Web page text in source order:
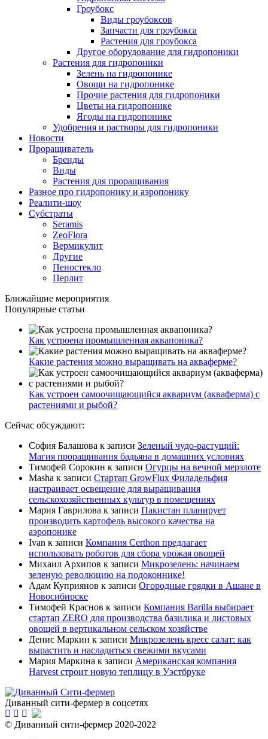
Гроубокс
Виды гроубоксов
Запчасти для гроубокса
Растения для гроубокса
Другое оборудование для гидропоники
Растения для гидропоники
Зелень на гидропонике
Овощи на гидропонике
Прочие растения для гидропоники
Цветы на гидропонике
Ягоды на гидропонике
Удобрения и растворы для гидропоники
Новости
Проращиватель
Бренды
Виды
Растения для проращивания
Разное про гидропонику и аэропонику
Реалити-шоу
Субстраты
Seramis
ZeoFlora
Вермикулит
Другие
Пеностекло
Перлит
Ближайшие мероприятия
Популярные статьи
Как устроена промышленная аквапоника?
Какие растения можно выращивать на акваферме?
Как устроен самоочищающийся аквариум (акваферма) с
растениями и рыбой?
Сейчас обсуждают:
София Балашова к записи Зеленый чудо-растущий:
Магия проращивания бадьяна в домашних условиях
Тимофей Сорокин к записи Огурцы на вечной мерзлоте
Masha к записи Стартап GrowFlux Филадельфия
настраивает освещение для выращивания
сельскохозяйственных культур в помещениях
Мария Гаврилова к записи Пакистан планирует
производить картофель высокого качества на
аэропонике
Ivan к записи Компания Certhon предлагает
использовать роботов для сбора урожая овощей
Михаил Архипов к записи Микрозелень: начинаем
зеленую революцию на подоконнике!
Адам Куприянов к записи Огородные грядки в Ашане в
Новосибирске
Тимофей Краснов к записи Компания Barilla выбирает
стартап ZERO для производства базилика и листовых
овощей в вертикальном сельском хозяйстве
Денис Маркин к записи Микрозелень кресс салат: как
вырастить и насладиться свежими вкусами
Мария Маркина к записи Американская компания
Harvest строит новую теплицу в Уэстбруке
Диванный сити-фермер в соцсетях
© Диванный сити-фермер 2020-2022